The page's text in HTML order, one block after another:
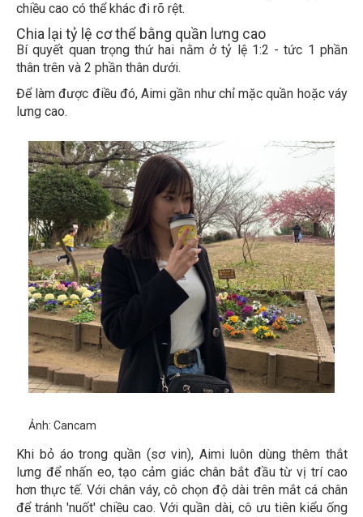
chiều cao có thể khác đi rõ rệt.
Chia lại tỷ lệ cơ thể bằng quần lưng cao
Bí quyết quan trọng thứ hai nằm ở tỷ lệ 1:2 - tức 1 phần
thân trên và 2 phần thân dưới.
Để làm được điều đó, Aimi gần như chỉ mặc quần hoặc váy
lưng cao.
Ảnh: Cancam
Khi bỏ áo trong quần (sơ vin), Aimi luôn dùng thêm thắt
lưng để nhấn eo, tạo cảm giác chân bắt đầu từ vị trí cao
hơn thực tế. Với chân váy, cô chọn độ dài trên mắt cá chân
để tránh 'nuốt' chiều cao. Với quần dài, cô ưu tiên kiểu ống